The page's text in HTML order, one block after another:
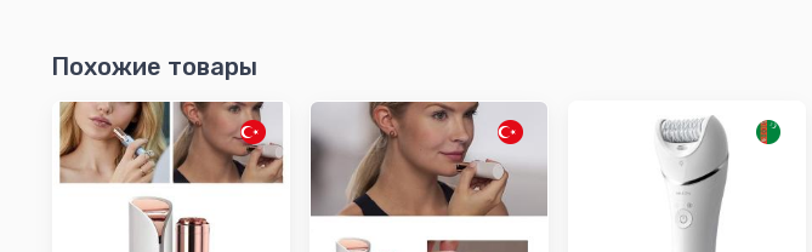
Похожие товары